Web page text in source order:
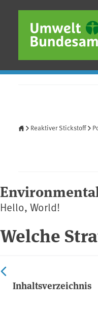
Direkt zum Inhalt
Direkt zum
Direkt zur Fußzeile
Reaktiver Stickstoff
Hello, World!
Welche
Inhaltsverzeichnis